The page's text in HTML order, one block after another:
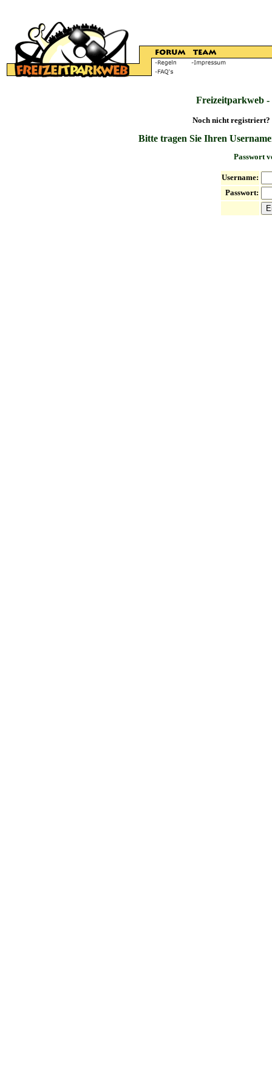
Freizeitparkweb
Noch nicht registriert?
Bitte tragen Sie Ihren
Passwort
Username:
Passwort: